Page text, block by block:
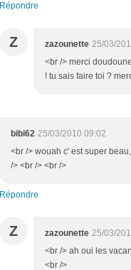
Répondre
Z zazounette 25/03/
<br /> merci
! tu sais faire toi ?
bibi62 25/03/2010 09:02
<br /> wouah c' est super
/> <br /> <br />
Répondre
Z zazounette 25/03/
<br /> ah oui les
<br />